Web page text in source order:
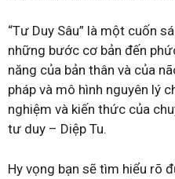
“Tư Duy Sâu” là một cuốn
những bước cơ bản đến
năng của bản thân và của
pháp và mô hình nguyên lý
nghiệm và kiến thức của
tư duy – Diệp Tu.
Hy vọng bạn sẽ tìm hiểu rõ